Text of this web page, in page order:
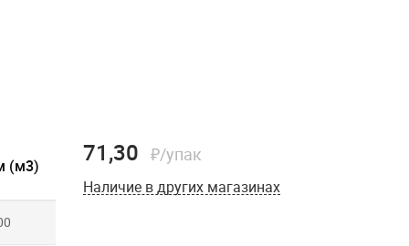
(м3) 71,30 ₽/упак
Наличие в других магазинах